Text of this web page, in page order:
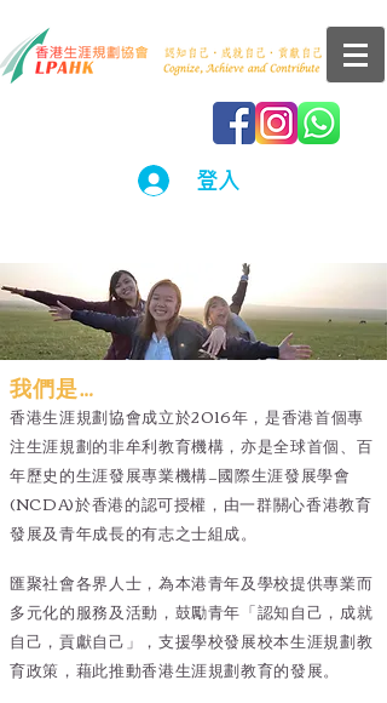
登入
香港生涯規劃協會成立於2016年，是香港首個專
注生涯規劃的非牟利教育機構，亦是全球首個、百
年歷史的生涯發展專業機構—國際生涯發展學會
(NCDA)於香港的認可授權，由一群關心香港教育
發展及青年成長的有志之士組成。
匯聚社會各界人士，為本港青年及學校提供專業而
多元化的服務及活動，鼓勵青年「認知自己，成就
自己，貢獻自己」，支援學校發展校本生涯規劃教
育政策，藉此推動香港生涯規劃教育的發展。
我們是…